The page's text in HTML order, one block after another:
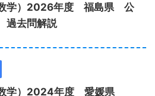
数学）2026年度 福島県 公
去問解説
数学）2024年度 愛媛県